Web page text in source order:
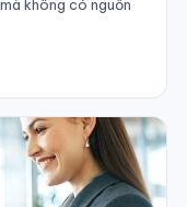
không có nguồn